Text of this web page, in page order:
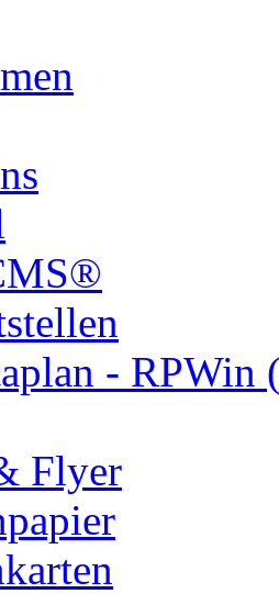
- RPWin
Flyer